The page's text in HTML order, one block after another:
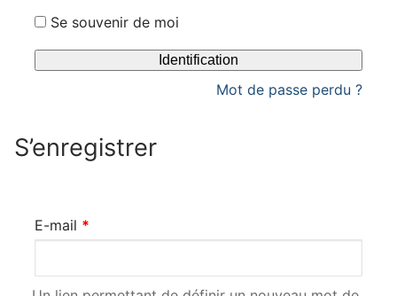
Se souvenir de moi
Identification
Mot de passe perdu ?
S’enregistrer
E-mail *